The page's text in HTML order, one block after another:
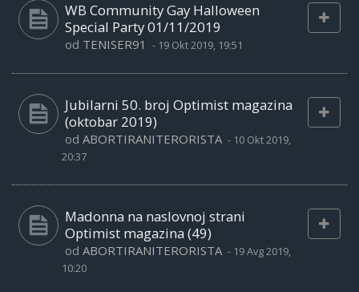
WB Community Gay Halloween
Special Party 01/11/2019
od TENISER91 - 19 Okt 2019, 19:51
Jubilarni 50. broj Optimist magazina
(oktobar 2019)
od ABORTIRANITERORISTA - 10 Okt 2019,
20:37
Madonna na naslovnoj strani
Optimist magazina (49)
od ABORTIRANITERORISTA - 19 Avg 2019,
10:20